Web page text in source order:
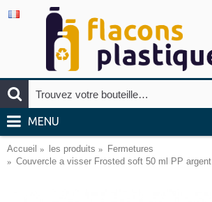
MENU
Accueil les produits
Fermetures
Couvercle a visser Frosted soft 50 ml PP argent